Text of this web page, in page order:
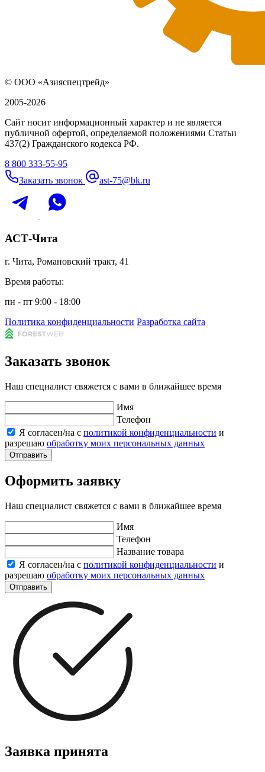
© ООО «Азияспецтрейд»
2005-2026
Сайт носит информационный характер и не является
публичной офертой, определяемой положениями Статьи
437(2) Гражданского кодекса РФ.
8 800 333-55-95
Заказать звонок
ast-75@bk.ru
АСТ-Чита
г. Чита, Романовский тракт, 41
Время работы:
пн - пт 9:00 - 18:00
Политика конфиденциальности Разработка сайта
Заказать звонок
Наш специалист свяжется с вами в ближайшее время
Имя
Телефон
Я согласен/на с политикой конфиденциальности и
разрешаю обработку моих персональных данных
Отправить
Оформить заявку
Наш специалист свяжется с вами в ближайшее время
Имя
Телефон
Название товара
Я согласен/на с политикой конфиденциальности и
разрешаю обработку моих персональных данных
Отправить
Заявка принята